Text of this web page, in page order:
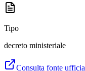
Tipo
decreto ministeriale
Consulta fonte